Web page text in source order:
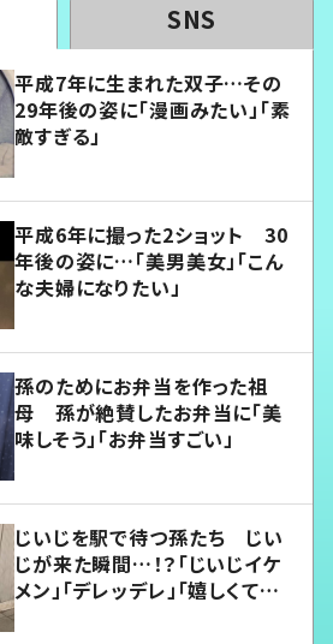
SNS
平成7年に生まれた双子…その
29年後の姿に「漫画みたい」「素
敵すぎる」
平成6年に撮った2ショット 30
年後の姿に…「美男美女」「こん
な夫婦になりたい」
孫のためにお弁当を作った祖
母 孫が絶賛したお弁当に「美
味しそう」「お弁当すごい」
じいじを駅で待つ孫たち じい
じが来た瞬間…！？「じいじイケ
メン」「デレッデレ」「嬉しくて可